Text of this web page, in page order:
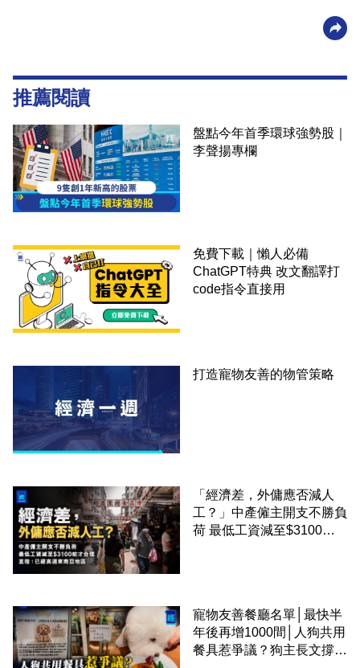
推薦閱讀
盤點今年首季環球強勢股｜
李聲揚專欄
免費下載｜懶人必備
ChatGPT特典 改文翻譯打
code指令直接用
打造寵物友善的物管策略
「經濟差，外傭應否減人
工？」中產僱主開支不勝負
荷 最低工資減至$3100蚊
寵物友善餐廳名單│最快半
年後再增1000間│人狗共用
餐具惹爭議？狗主長文撐